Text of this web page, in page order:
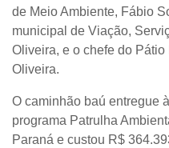
de Meio Ambiente, Fábio
municipal de Viação,
Oliveira, e o chefe do
Oliveira.
O caminhão baú entregue
programa Patrulha
Paraná e custou R$